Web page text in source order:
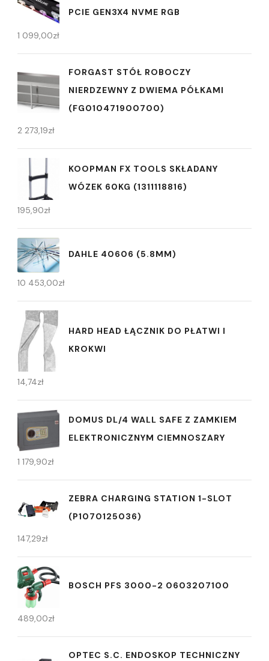
PCIE GEN3X4 NVME RGB
1 099,00zł
FORGAST STÓŁ ROBOCZY
NIERDZEWNY Z DWIEMA PÓŁKAMI
(FG010471900700)
2 273,19zł
KOOPMAN FX TOOLS SKŁADANY
WÓZEK 60KG (1311118816)
195,90zł
DAHLE 40606 (5.8MM)
10 453,00zł
HARD HEAD ŁĄCZNIK DO PŁATWI I
KROKWI
14,74zł
DOMUS DL/4 WALL SAFE Z ZAMKIEM
ELEKTRONICZNYM CIEMNOSZARY
1 179,90zł
ZEBRA CHARGING STATION 1-SLOT
(P1070125036)
147,29zł
BOSCH PFS 3000-2 0603207100
489,00zł
OPTEC S.C. ENDOSKOP TECHNICZNY